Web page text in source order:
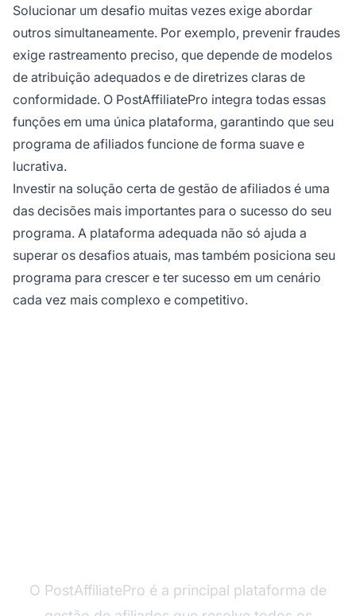
Solucionar um desafio muitas vezes exige abordar
outros simultaneamente. Por exemplo, prevenir fraudes
exige rastreamento preciso, que depende de modelos
de atribuição adequados e de diretrizes claras de
conformidade. O PostAffiliatePro integra todas essas
funções em uma única plataforma, garantindo que seu
programa de afiliados funcione de forma suave e
lucrativa.
Investir na solução certa de gestão de afiliados é uma
das decisões mais importantes para o sucesso do seu
programa. A plataforma adequada não só ajuda a
superar os desafios atuais, mas também posiciona seu
programa para crescer e ter sucesso em um cenário
cada vez mais complexo e competitivo.
O PostAffiliatePro é a principal plataforma de